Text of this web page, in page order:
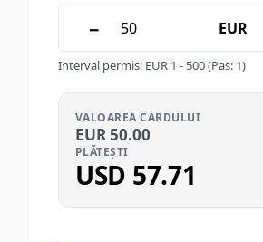
− EUR
Interval permis: EUR 1 - 500(Pas: 1)
VALOAREA CARDULUI
EUR50.00
PLĂTEȘTI
USD 57.71